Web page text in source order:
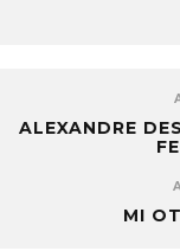
ALEXANDRE
MI